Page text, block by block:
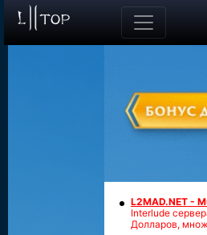
L2MAD.NET -
Interlude
Долларов,